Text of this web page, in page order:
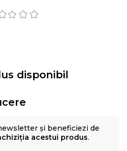
disponibil
și beneficiezi de
acestui produs.